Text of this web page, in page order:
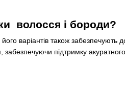
волосся і бороди?
варіантів також забезпечують
підтримку